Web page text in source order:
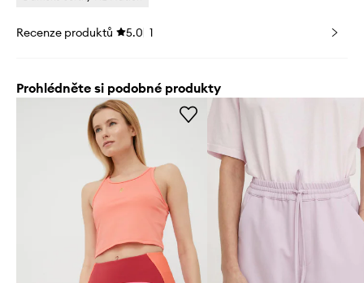
Recenze produktů 5.0 1
Prohlédněte si podobné produkty